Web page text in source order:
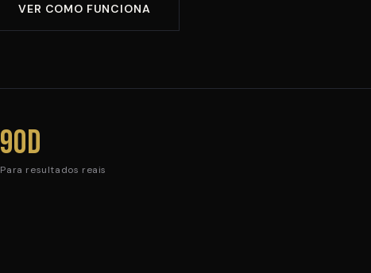
VER COMO FUNCIONA
90d
Para resultados reais